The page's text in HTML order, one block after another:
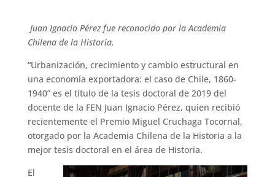
Juan Ignacio Pérez fue reconocido por la Academia
Chilena de la Historia.
“Urbanización, crecimiento y cambio estructural en
una economía exportadora: el caso de Chile, 1860-
1940” es el título de la tesis doctoral de 2019 del
docente de la FEN Juan Ignacio Pérez, quien recibió
recientemente el Premio Miguel Cruchaga Tocornal,
otorgado por la Academia Chilena de la Historia a la
mejor tesis doctoral en el área de Historia.
El